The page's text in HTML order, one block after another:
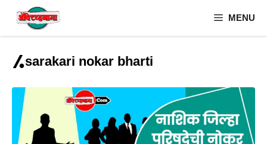
MENU
sarakari nokar bharti